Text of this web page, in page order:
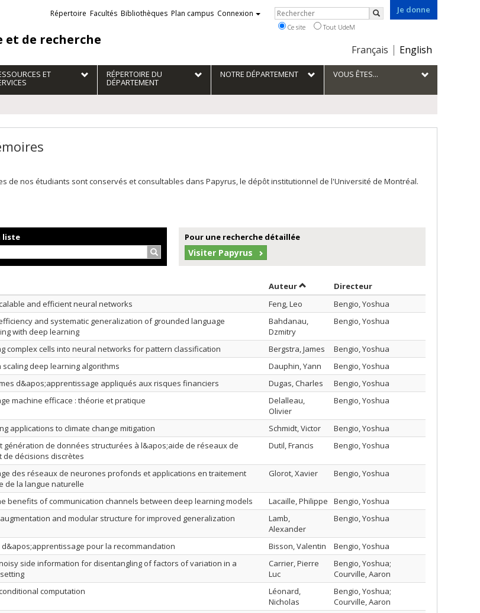
de recherche
Je donne
Choix
la
langue
Français English
Liens
externes
Répertoire Facultés Bibliothèques Plan campus Connexion Rechercher
Rechercher
Ce site Tout UdeM
ET RÉPERTOIRE DU
DÉPARTEMENT
NOTRE DÉPARTEMENT VOUS ÊTES...
de nos étudiants sont conservés et consultables dans Papyrus, le dépôt institutionnel de l'Université de Montréal.
liste
Rechercher…
Pour une recherche détaillée
Visiter Papyrus
ordre croissant
titre en ordre croissant AuteurTrier par auteur en ordre croissant
Directeur
and efficient neural networks Feng, Leo
Bengio, Yoshua
and systematic generalization of grounded language
with deep learning
Bahdanau,
Dzmitry
Bengio, Yoshua
complex cells into neural networks for pattern classification Bergstra, James
Bengio, Yoshua
scaling deep learning algorithms Dauphin, Yann
Bengio, Yoshua
d&apos;apprentissage appliqués aux risques financiers Dugas, Charles
Bengio, Yoshua
machine efficace : théorie et pratique
Delalleau,
Olivier
Bengio, Yoshua
applications to climate change mitigation Schmidt, Victor
Bengio, Yoshua
génération de données structurées à l&apos;aide de réseaux de
de décisions discrètes
Dutil, Francis Bengio, Yoshua
des réseaux de neurones profonds et applications en traitement
de la langue naturelle
Glorot, Xavier Bengio, Yoshua
benefits of communication channels between deep learning models Lacaille, Philippe
Bengio, Yoshua
and modular structure for improved generalization
Lamb,
Alexander
Bengio, Yoshua
d&apos;apprentissage pour la recommandation Bisson, Valentin
Bengio, Yoshua
side information for disentangling of factors of variation in a
Carrier, Pierre
Luc
Bengio, Yoshua;
Courville, Aaron
computation
Léonard,
Nicholas
Bengio, Yoshua;
Courville, Aaron